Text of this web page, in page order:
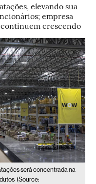
elevando sua
empresa
crescendo
será concentrada na
(Source: